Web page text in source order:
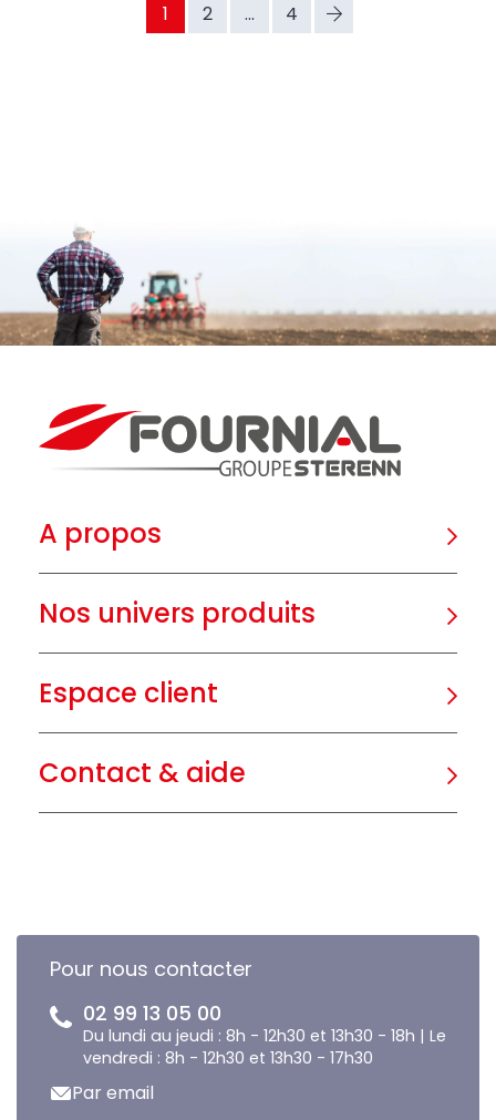
1 2 ... 4
A propos
Nos univers produits
Espace client
Contact & aide
Pour nous contacter
02 99 13 05 00
Du lundi au jeudi : 8h - 12h30 et 13h30 - 18h | Le
vendredi : 8h - 12h30 et 13h30 - 17h30
Par email